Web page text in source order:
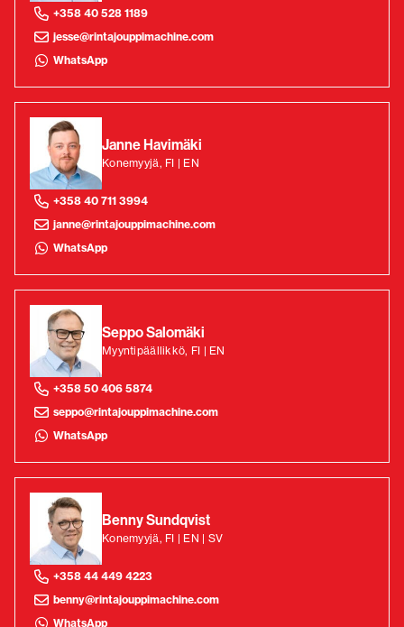
+358 40 528 1189
jesse@rintajouppimachine.com
WhatsApp
Janne Havimäki
Konemyyjä, FI | EN
+358 40 711 3994
janne@rintajouppimachine.com
WhatsApp
Seppo Salomäki
Myyntipäällikkö, FI | EN
+358 50 406 5874
seppo@rintajouppimachine.com
WhatsApp
Benny Sundqvist
Konemyyjä, FI | EN | SV
+358 44 449 4223
benny@rintajouppimachine.com
WhatsApp